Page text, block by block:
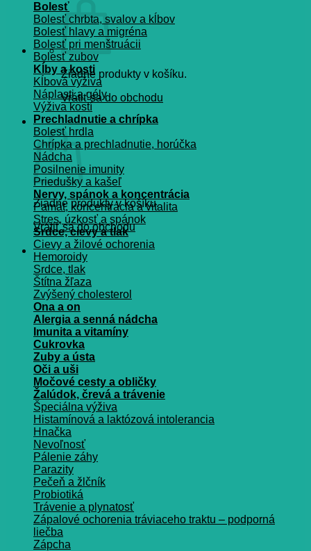
Žiadne produkty v košíku.
Vrátiť sa do obchodu
Košík
Žiadne produkty v košíku.
Vrátiť sa do obchodu
Bolesť
Bolesť chrbta, svalov a kĺbov
Bolesť hlavy a migréna
Bolesť pri menštruácii
Bolesť zubov
Kĺby a kosti
Kĺbová výživa
Náplasti a gély
Výživa kostí
Prechladnutie a chrípka
Bolesť hrdla
Chrípka a prechladnutie, horúčka
Nádcha
Posilnenie imunity
Priedušky a kašeľ
Nervy, spánok a koncentrácia
Pamät, koncentrácia a vitalita
Stres, úzkosť a spánok
Srdce, cievy a tlak
Cievy a žilové ochorenia
Hemoroidy
Srdce, tlak
Štítna žľaza
Zvýšený cholesterol
Ona a on
Alergia a senná nádcha
Imunita a vitamíny
Cukrovka
Zuby a ústa
Oči a uši
Močové cesty a obličky
Žalúdok, črevá a trávenie
Špeciálna výživa
Histamínová a laktózová intolerancia
Hnačka
Nevoľnosť
Pálenie záhy
Parazity
Pečeň a žlčník
Probiotiká
Trávenie a plynatosť
Zápalové ochorenia tráviaceho traktu – podporná
liečba
Zápcha